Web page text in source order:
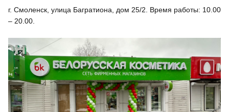
г. Смоленск, улица Багратиона, дом 25/2. Время работы: 10.00
– 20.00.